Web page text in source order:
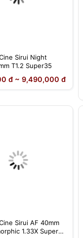
Sirui Night
T1.2 Super35
đ ~ 9,490,000 đ
Sirui AF 40mm
1.33X Super35